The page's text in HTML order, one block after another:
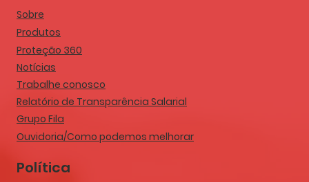
Sobre
Produtos
Proteção 360
Notícias
Trabalhe conosco
Relatório de Transparência Salarial
Grupo Fila
Ouvidoria/Como podemos melhorar
Política